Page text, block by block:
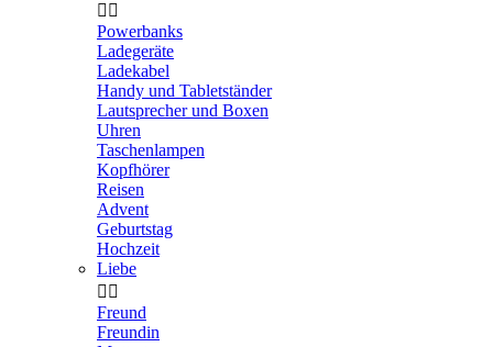
 
Powerbanks
Ladegeräte
Ladekabel
Handy und Tabletständer
Lautsprecher und Boxen
Uhren
Taschenlampen
Kopfhörer
Reisen
Advent
Geburtstag
Hochzeit
Liebe
 
Freund
Freundin